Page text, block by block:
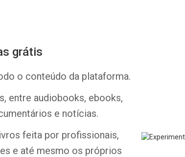
grátis
o conteúdo da plataforma.
entre audiobooks, ebooks,
e notícias.
feita por profissionais,
e até mesmo os próprios
Whatsapp Facebook